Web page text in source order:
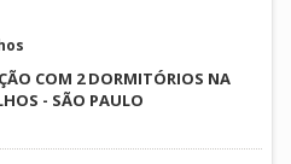
COM 2 DORMITÓRIOS NA
- SÃO PAULO